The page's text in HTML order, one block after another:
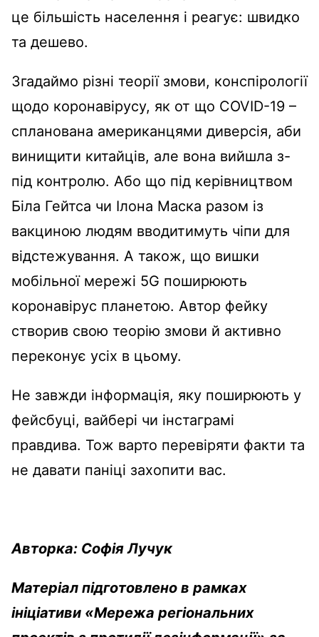
це більшість населення і реагує: швидко
та дешево.
Згадаймо різні теорії змови, конспірології
щодо коронавірусу, як от що COVID-19 –
спланована американцями диверсія, аби
винищити китайців, але вона вийшла з-
під контролю. Або що під керівництвом
Біла Гейтса чи Ілона Маска разом із
вакциною людям вводитимуть чіпи для
відстежування. А також, що вишки
мобільної мережі 5G поширюють
коронавірус планетою. Автор фейку
створив свою теорію змови й активно
переконує усіх в цьому.
Не завжди інформація, яку поширюють у
фейсбуці, вайбері чи інстаграмі
правдива. Тож варто перевіряти факти та
не давати паніці захопити вас.
Авторка: Софія Лучук
Матеріал підготовлено в рамках
ініціативи «Мережа регіональних